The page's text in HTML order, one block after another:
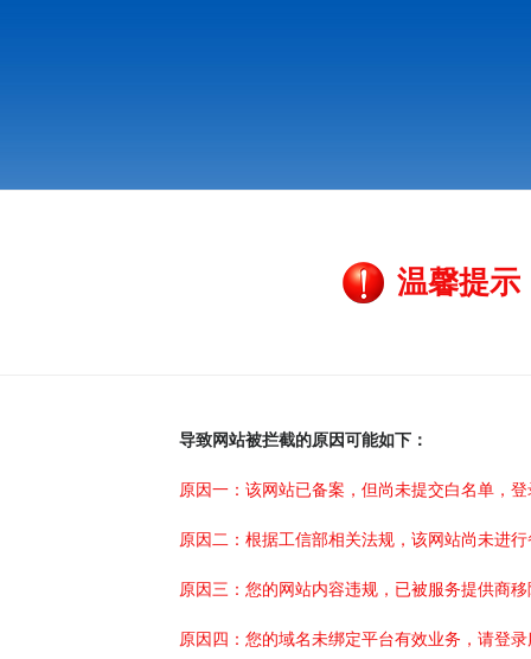
温馨提示
导致网站被拦截的原因可能如下：
原因一：该网站已备案，但尚未提交白名单，
原因二：根据工信部相关法规，该网站尚未进
原因三：您的网站内容违规，已被服务提供商
原因四：您的域名未绑定平台有效业务，请登